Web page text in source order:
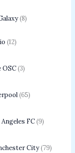
8
12
OSC 3
65
FC 9
City 79